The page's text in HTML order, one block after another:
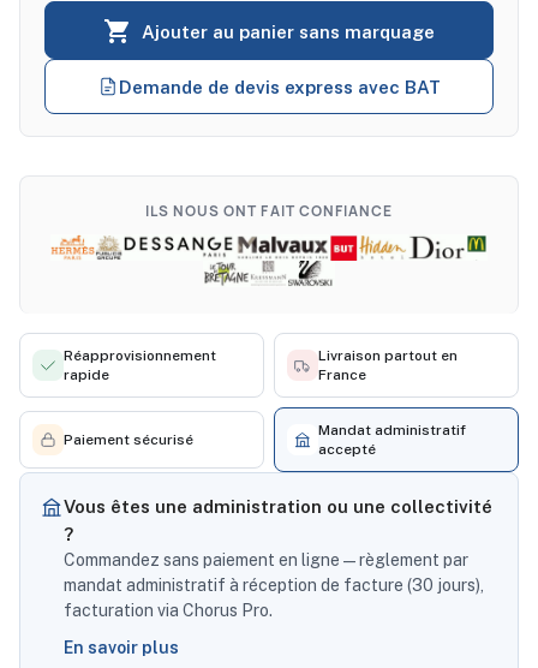
 Ajouter au panier sans marquage
Demande de devis express avec BAT
ILS NOUS ONT FAIT CONFIANCE
Réapprovisionnement
rapide
Livraison partout en
France
Paiement sécurisé
Mandat administratif
accepté
Vous êtes une administration ou une collectivité
?
Commandez sans paiement en ligne — règlement par
mandat administratif à réception de facture (30 jours),
facturation via Chorus Pro.
En savoir plus